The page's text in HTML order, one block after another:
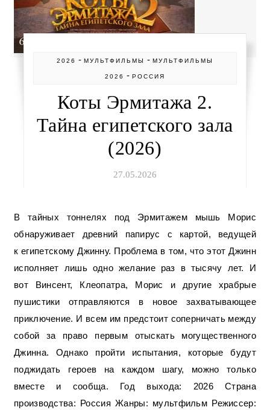
2026 - МУЛЬТФИЛЬМЫ - МУЛЬТФИЛЬМЫ
2026 - РОССИЯ
Коты Эрмитажа 2.
Тайна египетского зала
(2026)
27.05.2026
В тайных тоннелях под Эрмитажем мышь Морис
обнаруживает древний папирус с картой, ведущей
к египетскому Джинну. Проблема в том, что этот Джинн
исполняет лишь одно желание раз в тысячу лет. И
вот Винсент, Клеопатра, Морис и другие храбрые
пушистики отправляются в новое захватывающее
приключение. И всем им предстоит соперничать между
собой за право первым отыскать могущественного
Джинна. Однако пройти испытания, которые будут
поджидать героев на каждом шагу, можно только
вместе и сообща. Год выхода: 2026 Страна
производства: Россия Жанры: мультфильм Режиссер: